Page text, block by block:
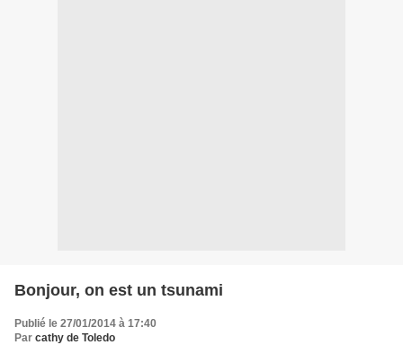
Bonjour, on est un tsunami
Publié le 27/01/2014 à 17:40
Par cathy de Toledo